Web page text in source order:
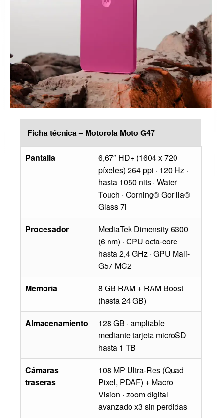
Ficha técnica – Motorola Moto G47
Pantalla
6,67″ HD+ (1604 x 720
píxeles) 264 ppi · 120 Hz ·
hasta 1050 nits · Water
Touch · Corning® Gorilla®
Glass 7i
Procesador
MediaTek Dimensity 6300
(6 nm) · CPU octa-core
hasta 2,4 GHz · GPU Mali-
G57 MC2
Memoria
8 GB RAM + RAM Boost
(hasta 24 GB)
Almacenamiento
128 GB · ampliable
mediante tarjeta microSD
hasta 1 TB
Cámaras
traseras
108 MP Ultra-Res (Quad
Pixel, PDAF) + Macro
Vision · zoom digital
avanzado x3 sin perdidas